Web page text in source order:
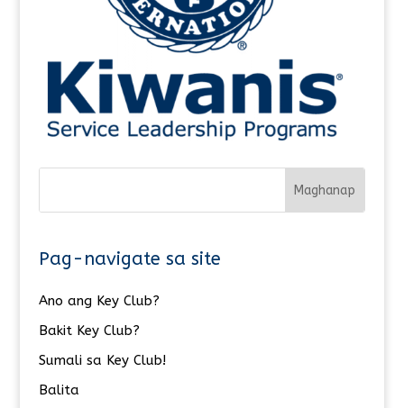
Pag-navigate sa site
Ano ang Key Club?
Bakit Key Club?
Sumali sa Key Club!
Balita